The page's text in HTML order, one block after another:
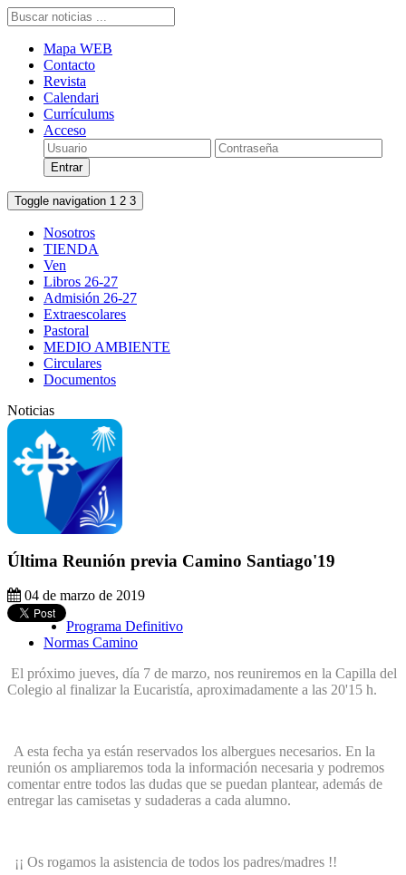
Mapa WEB
Contacto
Revista
Calendari
Currículums
Acceso
Toggle navigation 1 2 3
Nosotros
TIENDA
Ven
Libros 26-27
Admisión 26-27
Extraescolares
Pastoral
MEDIO AMBIENTE
Circulares
Documentos
Noticias
Última Reunión previa Camino Santiago'19
04 de marzo de 2019
Programa Definitivo
Normas Camino
El próximo jueves, día 7 de marzo, nos reuniremos en la Capilla del
Colegio al finalizar la Eucaristía, aproximadamente a las 20'15 h.
A esta fecha ya están reservados los albergues necesarios. En la
reunión os ampliaremos toda la información necesaria y podremos
comentar entre todos las dudas que se puedan plantear, además de
entregar las camisetas y sudaderas a cada alumno.
¡¡ Os rogamos la asistencia de todos los padres/madres !!